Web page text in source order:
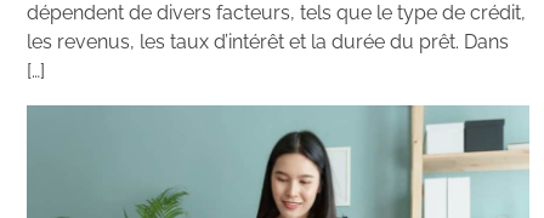
dépendent de divers facteurs, tels que le type de crédit,
les revenus, les taux d’intérêt et la durée du prêt. Dans
[…]